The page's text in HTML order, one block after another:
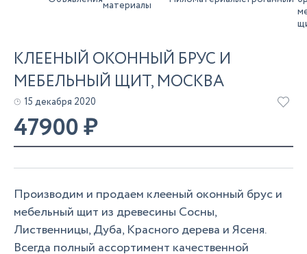
материалы
КЛЕЕНЫЙ ОКОННЫЙ БРУС И
МЕБЕЛЬНЫЙ ЩИТ, МОСКВА
15 декабря 2020
47900₽
Производим и продаем клееный оконный брус и
мебельный щит из древесины Сосны,
Лиственницы, Дуба, Красного дерева и Ясеня.
Всегда полный ассортимент качественной